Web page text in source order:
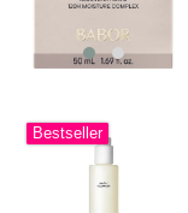
Bestseller